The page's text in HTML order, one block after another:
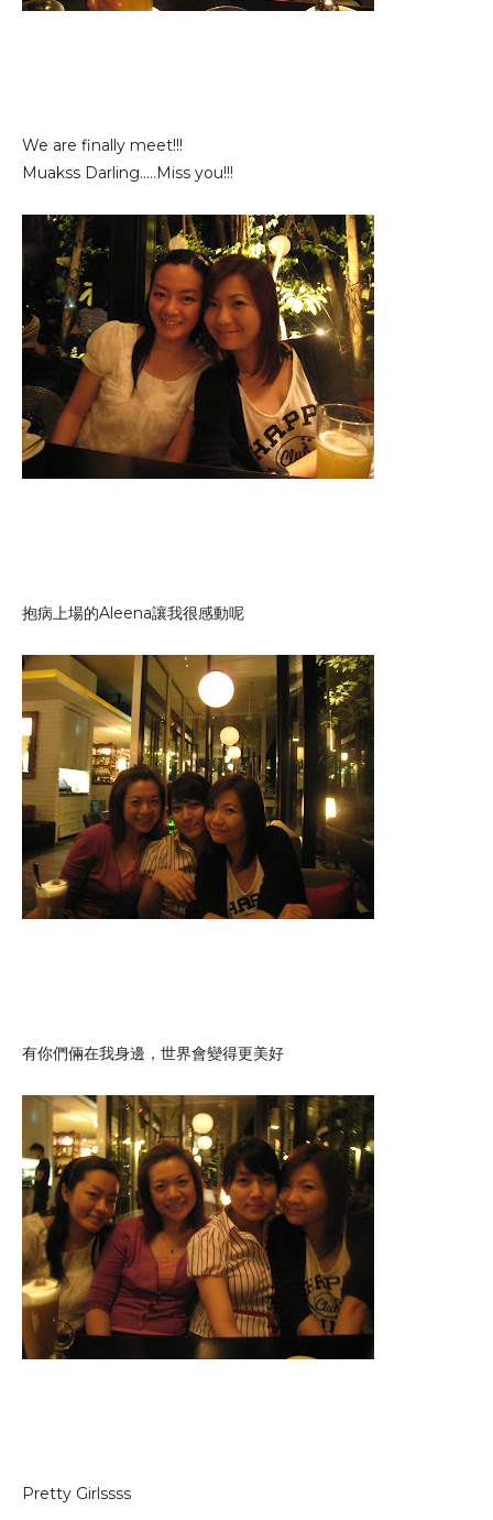
We are finally meet!!!
Muakss Darling.....Miss you!!!
抱病上場的Aleena讓我很感動呢
有你們倆在我身邊，世界會變得更美好
Pretty Girlssss